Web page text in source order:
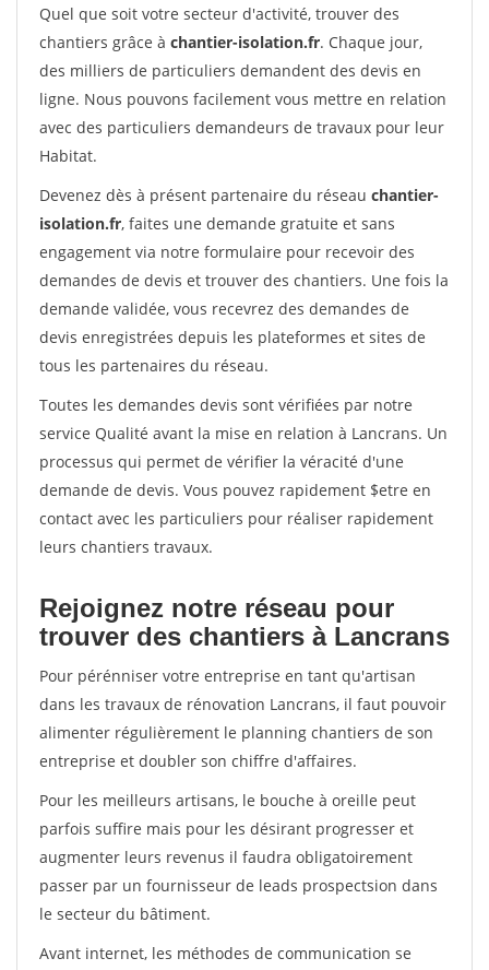
Quel que soit votre secteur d'activité, trouver des
chantiers grâce à chantier-isolation.fr. Chaque jour,
des milliers de particuliers demandent des devis en
ligne. Nous pouvons facilement vous mettre en relation
avec des particuliers demandeurs de travaux pour leur
Habitat.
Devenez dès à présent partenaire du réseau chantier-
isolation.fr, faites une demande gratuite et sans
engagement via notre formulaire pour recevoir des
demandes de devis et trouver des chantiers. Une fois la
demande validée, vous recevrez des demandes de
devis enregistrées depuis les plateformes et sites de
tous les partenaires du réseau.
Toutes les demandes devis sont vérifiées par notre
service Qualité avant la mise en relation à Lancrans. Un
processus qui permet de vérifier la véracité d'une
demande de devis. Vous pouvez rapidement $etre en
contact avec les particuliers pour réaliser rapidement
leurs chantiers travaux.
Rejoignez notre réseau pour
trouver des chantiers à Lancrans
Pour pérénniser votre entreprise en tant qu'artisan
dans les travaux de rénovation Lancrans, il faut pouvoir
alimenter régulièrement le planning chantiers de son
entreprise et doubler son chiffre d'affaires.
Pour les meilleurs artisans, le bouche à oreille peut
parfois suffire mais pour les désirant progresser et
augmenter leurs revenus il faudra obligatoirement
passer par un fournisseur de leads prospectsion dans
le secteur du bâtiment.
Avant internet, les méthodes de communication se